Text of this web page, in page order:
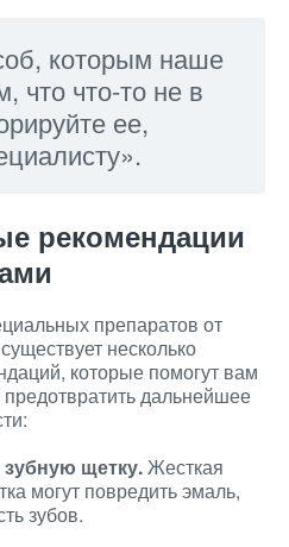
которым наше
что что-то не в
ее,
рекомендации
препаратов от
несколько
которые помогут вам
дальнейшее
щетку.Жесткая
могут повредить эмаль,
зубов.